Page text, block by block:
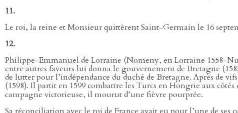
11.
Le roi, la reine et Monsieur quittèrent Saint-Germain le 16
12.
Philippe-Emmanuel de Lorraine (Nomeny, en Lorraine 1558-
entre autres faveurs lui donna le gouvernement de Bretagne
de lutter pour l’indépendance du duché de Bretagne. Après de
(1598). Il partit en 1599 combattre les Turcs en Hongrie aux côtés
campagne victorieuse, il mourut d’une fièvre pourprée.